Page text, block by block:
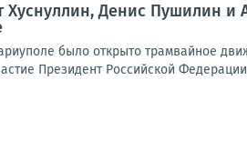
Денис Пушилин и
было открыто трамвайное
Президент Российской